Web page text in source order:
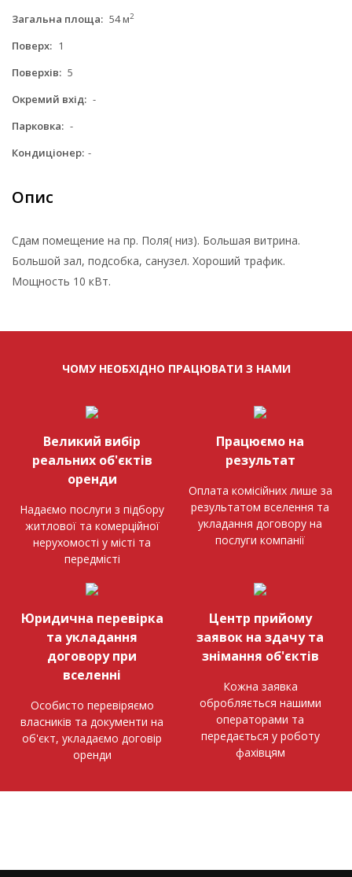
Загальна площа: 54 м2
Поверх: 1
Поверхів: 5
Окремий вхід: -
Парковка: -
Кондиціонер: -
Опис
Сдам помещение на пр. Поля( низ). Большая витрина.
Большой зал, подсобка, санузел. Хороший трафик.
Мощность 10 кВт.
ЧОМУ НЕОБХІДНО ПРАЦЮВАТИ З НАМИ
Великий вибір
реальних об'єктів
оренди
Надаємо послуги з підбору
житлової та комерційної
нерухомості у місті та
передмісті
Працюємо на
результат
Оплата комісійних лише за
результатом вселення та
укладання договору на
послуги компанії
Юридична перевірка
та укладання
договору при
вселенні
Особисто перевіряємо
власників та документи на
об'єкт, укладаємо договір
оренди
Центр прийому
заявок на здачу та
знімання об'єктів
Кожна заявка
обробляється нашими
операторами та
передається у роботу
фахівцям